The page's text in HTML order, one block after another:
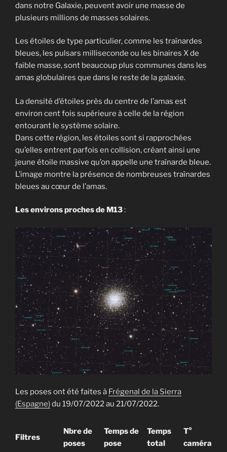
dans notre Galaxie, peuvent avoir une masse de
plusieurs millions de masses solaires.
Les étoiles de type particulier, comme les traînardes
bleues, les pulsars milliseconde ou les binaires X de
faible masse, sont beaucoup plus communes dans les
amas globulaires que dans le reste de la galaxie.
La densité d’étoiles près du centre de l’amas est
environ cent fois supérieure à celle de la région
entourant le système solaire.
Dans cette région, les étoiles sont si rapprochées
qu’elles entrent parfois en collision, créant ainsi une
jeune étoile massive qu’on appelle une traînarde bleue.
L’image montre la présence de nombreuses traînardes
bleues au cœur de l’amas.
Les environs proches de M13:
Les poses ont été faites à Frégenal de la Sierra
(Espagne)du 19/07/2022 au 21/07/2022.
Filtres
Nbre de
poses
Temps de
pose
Temps
total
T°
caméra